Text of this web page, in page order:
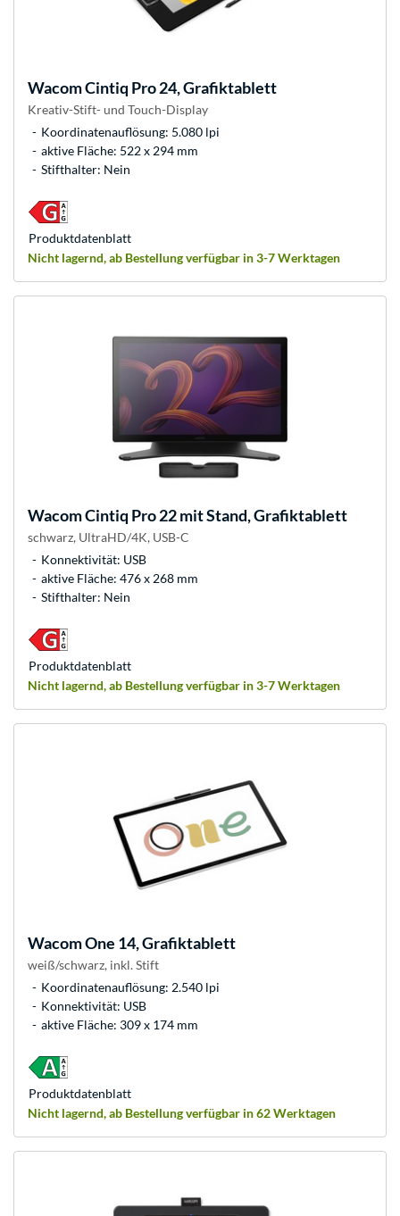
WacomCintiq Pro 24, Grafiktablett
Kreativ-Stift- und Touch-Display
Koordinatenauflösung: 5.080 lpi
aktive Fläche: 522 x 294 mm
Stifthalter: Nein
Nicht lagernd, ab Bestellung verfügbar in 3-7 Werktagen
Produkt­datenblatt
WacomCintiq Pro 22 mit Stand, Grafiktablett
schwarz, UltraHD/4K, USB-C
Konnektivität: USB
aktive Fläche: 476 x 268 mm
Stifthalter: Nein
Nicht lagernd, ab Bestellung verfügbar in 3-7 Werktagen
Produkt­datenblatt
WacomOne 14, Grafiktablett
weiß/schwarz, inkl. Stift
Koordinatenauflösung: 2.540 lpi
Konnektivität: USB
aktive Fläche: 309 x 174 mm
Nicht lagernd, ab Bestellung verfügbar in 62 Werktagen
Produkt­datenblatt